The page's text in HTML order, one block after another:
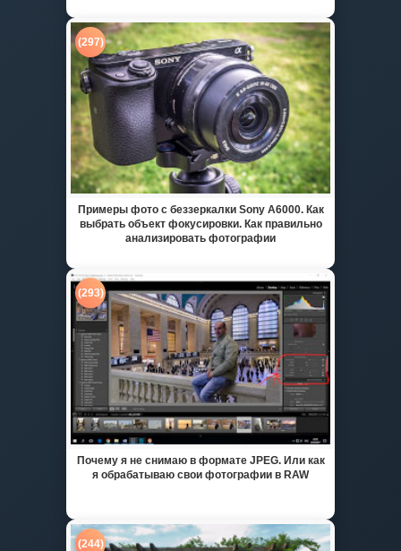
(297)
Примеры фото с беззеркалки Sony A6000. Как
выбрать объект фокусировки. Как правильно
анализировать фотографии
(293)
Почему я не снимаю в формате JPEG. Или как
я обрабатываю свои фотографии в RAW
(244)